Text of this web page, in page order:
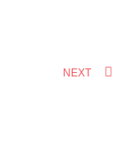
NEXT